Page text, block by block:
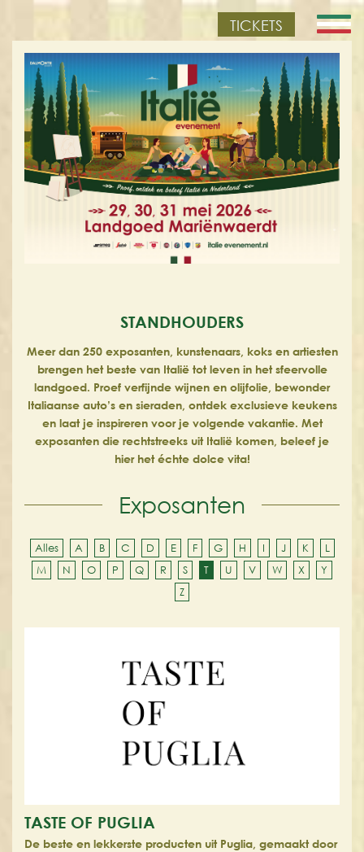
TICKETS
STANDHOUDERS
Meer dan 250 exposanten, kunstenaars, koks en artiesten
brengen het beste van Italië tot leven in het sfeervolle
landgoed. Proef verfijnde wijnen en olijfolie, bewonder
Italiaanse auto’s en sieraden, ontdek exclusieve keukens
en laat je inspireren voor je volgende vakantie. Met
exposanten die rechtstreeks uit Italië komen, beleef je
hier het échte dolce vita!
Exposanten
Alles A B C D E F G H I J K
L
M
N O P Q R S T U V W X
Y
Z
TASTE OF PUGLIA
De beste en lekkerste producten uit Puglia, gemaakt door